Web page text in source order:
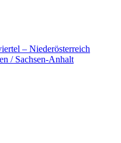
– Niederösterreich
/ Sachsen-Anhalt